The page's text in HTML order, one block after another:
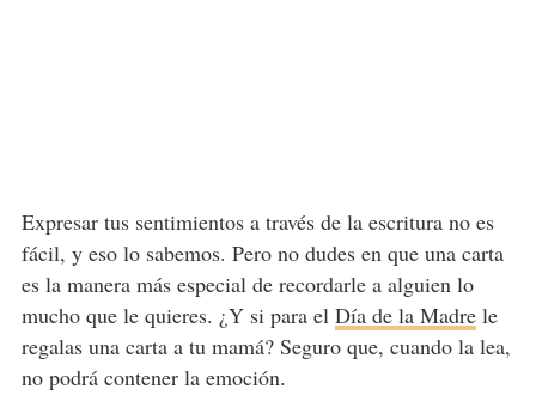
Expresar tus sentimientos a través de la escritura no es
fácil, y eso lo sabemos. Pero no dudes en que una carta
es la manera más especial de recordarle a alguien lo
mucho que le quieres. ¿Y si para el Día de la Madrele
regalas una carta a tu mamá? Seguro que, cuando la lea,
no podrá contener la emoción.